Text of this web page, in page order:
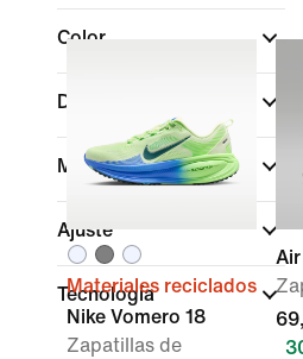
Color
Deportes
Marca
Ajuste
Tecnología
Materiales reciclados
Nike Vomero 18
Zapatillas de